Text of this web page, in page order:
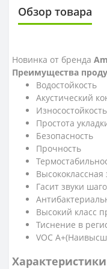
Обзор товара
Новинка от бренда
Преимущества
Водостойкость
Акустический
Износостойкость
Простота
Безопасность
Прочность
Гасит звуки
Высокий класс
Тиснение в
VOC